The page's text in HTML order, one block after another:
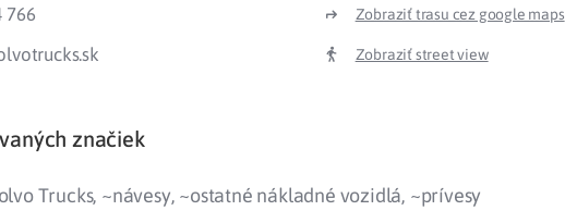
766
Zobraziť trasu cez google maps
Zobraziť street view
značiek
Trucks, ~návesy, ~ostatné nákladné vozidlá, ~prívesy